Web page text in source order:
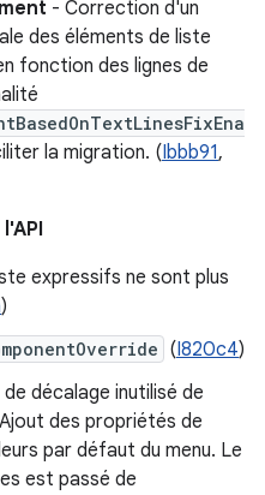
- Correction d'un
des éléments de liste
fonction des lignes de
la migration. (Ibbb91,
expressifs ne sont plus
)
(I820c4)
décalage inutilisé de
des propriétés de
par défaut du menu. Le
est passé de